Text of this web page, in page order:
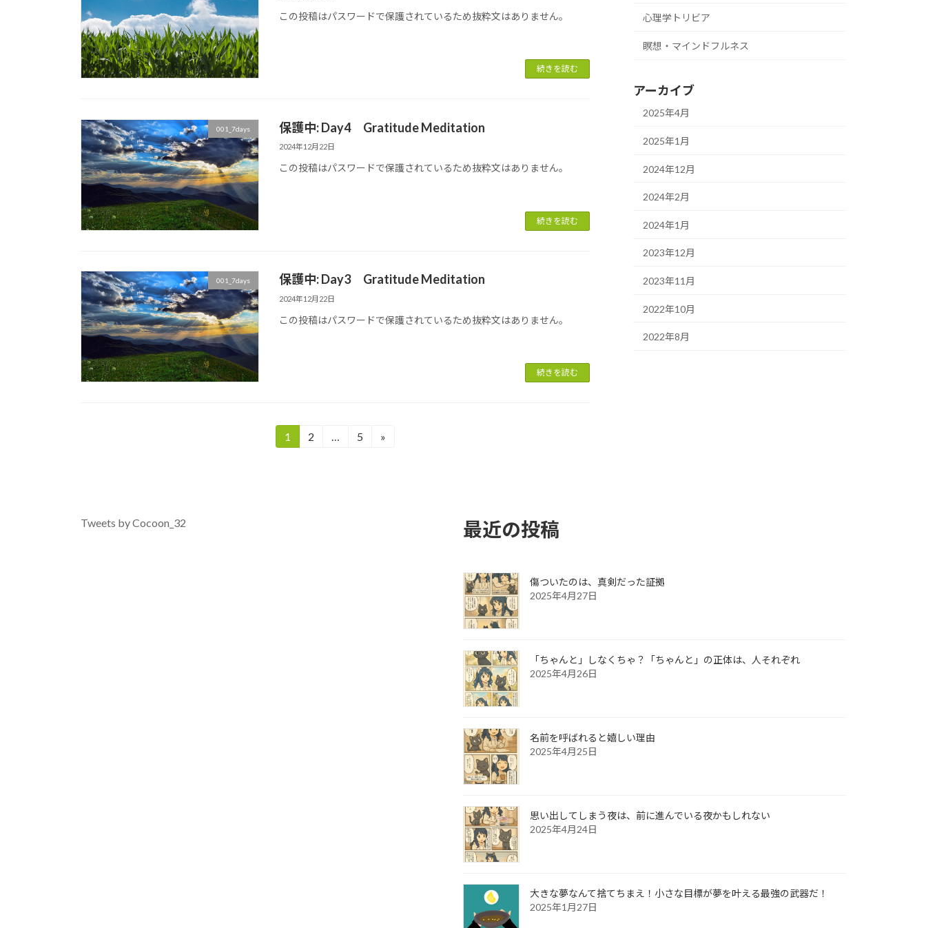
この投稿はパスワードで保護されているため抜粋文はありません。
続きを読む
001_7days 保護中: Day4 Gratitude Meditation
2024年12月22日
この投稿はパスワードで保護されているため抜粋文はありません。
続きを読む
001_7days 保護中: Day3 Gratitude Meditation
2024年12月22日
この投稿はパスワードで保護されているため抜粋文はありません。
続きを読む
ペ
固
1
固
2 …
固
5 »
心理学トリビア
瞑想・マインドフルネス
アーカイブ
2025年4月
2025年1月
2024年12月
2024年2月
2024年1月
2023年12月
2023年11月
2022年10月
2022年8月
Tweets by Cocoon_32 最近の投稿
傷ついたのは、真剣だった証拠
2025年4月27日
「ちゃんと」しなくちゃ？「ちゃんと」の正体は、人それぞれ
2025年4月26日
名前を呼ばれると嬉しい理由
2025年4月25日
思い出してしまう夜は、前に進んでいる夜かもしれない
2025年4月24日
大きな夢なんて捨てちまえ！小さな目標が夢を叶える最強の武器だ！
2025年1月27日